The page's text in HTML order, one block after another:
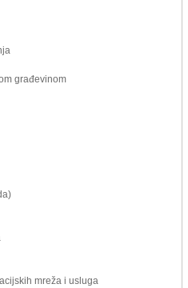
građevinom
mreža i usluga